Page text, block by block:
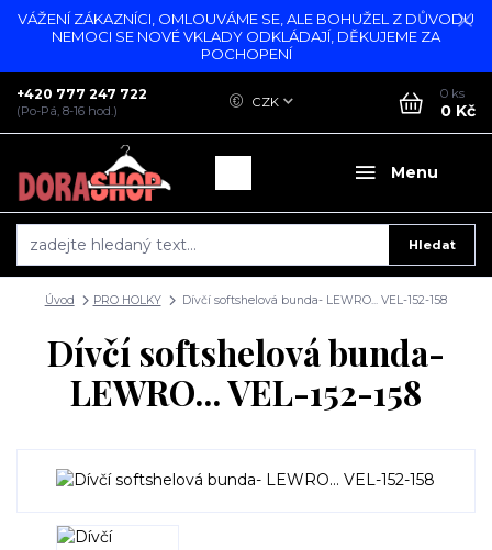
VÁŽENÍ ZÁKAZNÍCI, OMLOUVÁME SE, ALE BOHUŽEL Z DŮVODU
NEMOCI SE NOVÉ VKLADY ODKLÁDAJÍ, DĚKUJEME ZA
POCHOPENÍ
Menu
CZK
Hledat
+420 777 247 722
(Po-Pá, 8-16 hod.)
0 ks
0 Kč
Úvod PRO HOLKY Dívčí softshelová bunda- LEWRO... VEL-152-158
Dívčí softshelová bunda-
LEWRO... VEL-152-158